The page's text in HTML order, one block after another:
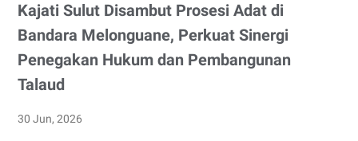
Kajati Sulut Disambut Prosesi Adat di
Bandara Melonguane, Perkuat Sinergi
Penegakan Hukum dan Pembangunan
Talaud
30 Jun, 2026